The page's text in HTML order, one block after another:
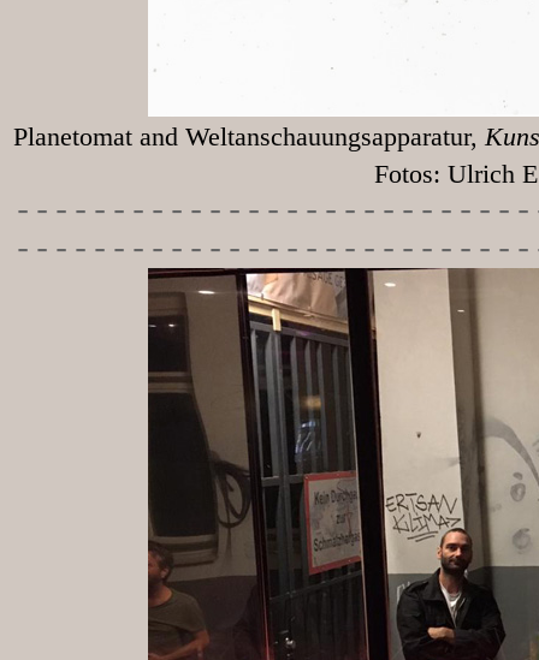
Planetomat and Weltanschauungsapparatur,
Fotos: Ulrich
-----------